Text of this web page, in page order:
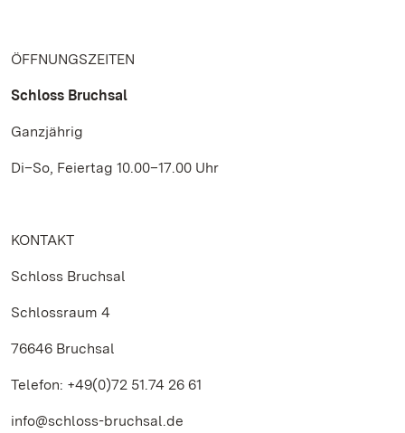
ÖFFNUNGSZEITEN
Schloss Bruchsal
Ganzjährig
Di–So, Feiertag 10.00–17.00 Uhr
KONTAKT
Schloss Bruchsal
Schlossraum 4
76646 Bruchsal
Telefon: +49(0)72 51.74 26 61
info@schloss-bruchsal.de